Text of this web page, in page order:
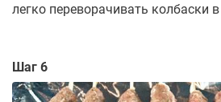
легко переворачивать колбаски
Шаг 6